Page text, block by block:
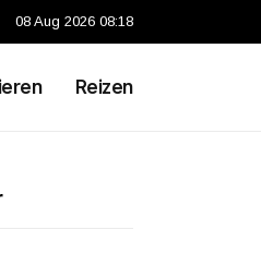
08 Aug 2026 08:18
Reizen